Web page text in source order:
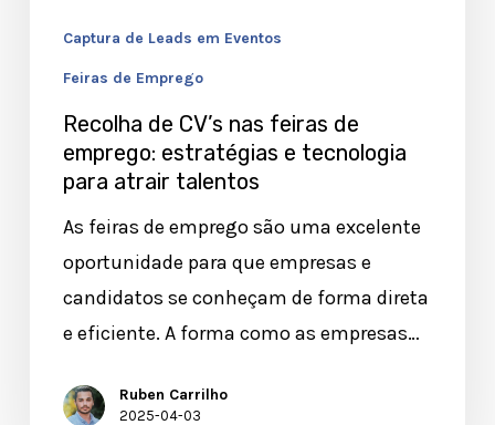
tecnologia
para
atrair
talentos
Captura de Leads em Eventos
Feiras de Emprego
Recolha de CV’s nas feiras de
emprego: estratégias e tecnologia
para atrair talentos
As feiras de emprego são uma excelente
oportunidade para que empresas e
candidatos se conheçam de forma direta
e eficiente. A forma como as empresas…
Ruben Carrilho
2025-04-03